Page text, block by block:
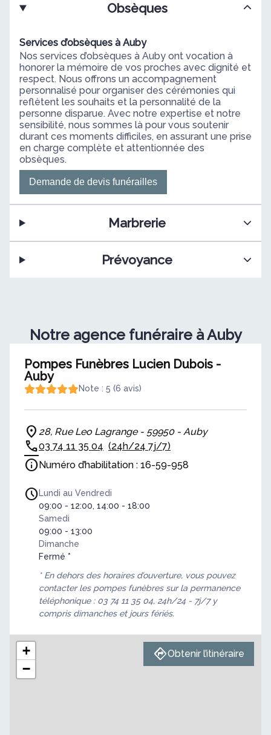
Obsèques
Services d’obsèques à Auby
Nos services d’obsèques à Auby ont vocation à
honorer la mémoire de vos proches avec dignité et
respect. Nous offrons un accompagnement
personnalisé pour organiser des cérémonies qui
reflètent les souhaits et la personnalité de la
personne disparue. Avec notre expertise et notre
sensibilité, nous sommes là pour vous soutenir
durant ces moments difficiles, en assurant une prise
en charge complète et attentionnée des
obsèques.
Demande de devis funérailles
Marbrerie
Prévoyance
Notre agence funéraire à Auby
Pompes Funèbres Lucien Dubois -
Auby
Note : 5 (6 avis)
28, Rue Leo Lagrange - 59950 - Auby
03 74 11 35 04 (24h/24 7j/7)
Numéro d’habilitation : 16-59-958
Lundi au Vendredi
09:00 - 12:00, 14:00 - 18:00
Samedi
09:00 - 13:00
Dimanche
Fermé *
* En dehors des horaires d’ouverture, vous pouvez
contacter les pompes funèbres sur la permanence
téléphonique : 03 74 11 35 04, 24h/24 - 7j/7 y
compris dimanches et jours fériés.
+
−
Obtenir l’itinéraire